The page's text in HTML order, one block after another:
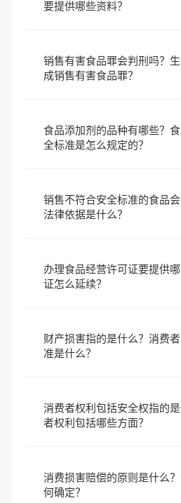
要提供哪些资料？
销售有害食品罪会判刑吗？
成销售有害食品罪？
食品添加剂的品种有哪些？
全标准是怎么规定的？
销售不符合安全标准的食品
法律依据是什么？
办理食品经营许可证要提供
证怎么延续？
财产损害指的是什么？消费
准是什么？
消费者权利包括安全权指的
者权利包括哪些方面？
消费损害赔偿的原则是什么
何确定？